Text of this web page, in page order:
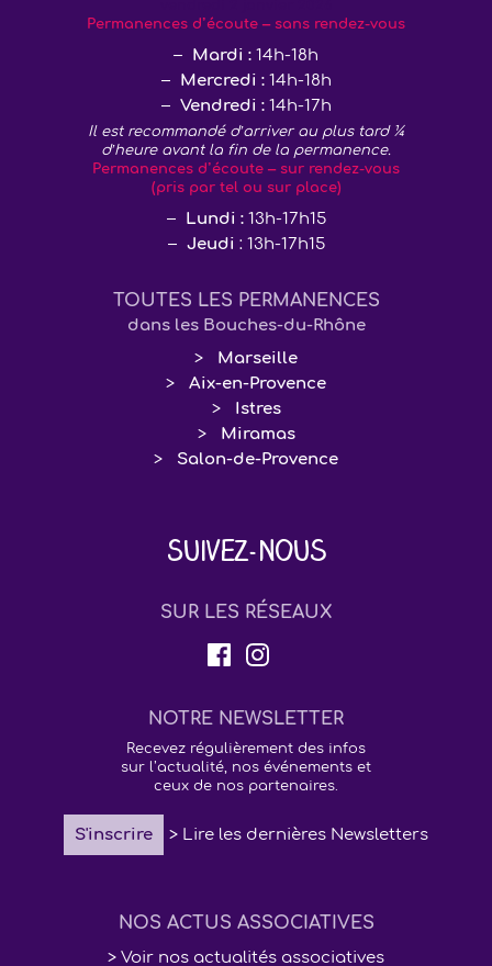
Permanences d’écoute – sans rendez-vous
Mardi : 14h-18h
Mercredi :14h-18h
Vendredi :14h-17h
Il est recommandé d’arriver au plus tard ¼
d’heure avant la fin de la permanence.
Permanences d’écoute – sur rendez-vous
(pris par tel ou sur place)
Lundi :13h-17h15
Jeudi : 13h-17h15
TOUTES LES PERMANENCES
dans les Bouches-du-Rhône
Marseille
Aix-en-Provence
Istres
Miramas
Salon-de-Provence
Suivez-nous
SUR LES RÉSEAUX
NOTRE NEWSLETTER
Recevez régulièrement des infos
sur l’actualité, nos événements et
ceux de nos partenaires.
S'inscrire > Lire les dernières Newsletters
NOS ACTUS ASSOCIATIVES
> Voir nos actualités associatives